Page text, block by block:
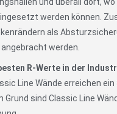
werden können.
als
werden.
R-Werte in der
Line Wände erreichen
Grund sind Classic Line